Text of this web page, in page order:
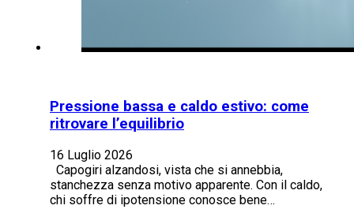
Pressione bassa e caldo estivo: come
ritrovare l’equilibrio
16 Luglio 2026
Capogiri alzandosi, vista che si annebbia,
stanchezza senza motivo apparente. Con il caldo,
chi soffre di ipotensione conosce bene…